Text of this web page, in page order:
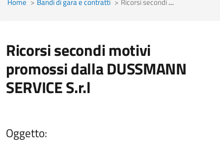
Ricorsi secondi motivi
promossi dalla DUSSMANN
SERVICE S.r.l
Oggetto: